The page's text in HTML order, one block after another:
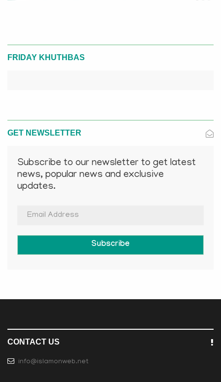
FRIDAY KHUTHBAS
GET NEWSLETTER
Subscribe to our newsletter to get latest
news, popular news and exclusive
updates.
Subscribe
CONTACT US
info@islamonweb.net